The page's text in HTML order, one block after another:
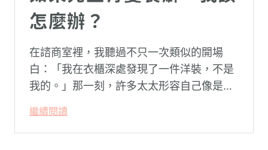
怎麼辦？
在諮商室裡，我聽過不只一次類似的開場
白：「我在衣櫃深處發現了一件洋裝，不是
我的。」那一刻，許多太太形容自己像是踩
陌生。
繼續閱讀